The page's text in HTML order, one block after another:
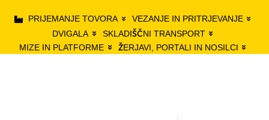
PRIJEMANJE TOVORA
VEZANJE IN PRITRJEVANJE
DVIGALA
SKLADIŠČNI TRANSPORT
MIZE IN PLATFORME
ŽERJAVI, PORTALI IN NOSILCI